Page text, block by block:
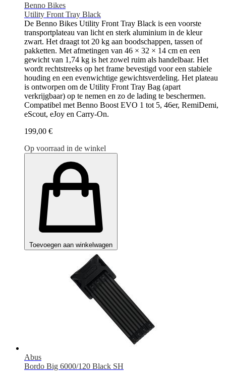
Benno Bikes
Utility Front Tray Black
De Benno Bikes Utility Front Tray Black is een voorste
transportplateau van licht en sterk aluminium in de kleur
zwart. Het draagt tot 20 kg aan boodschappen, tassen of
pakketten. Met afmetingen van 46 × 32 × 14 cm en een
gewicht van 1,74 kg is het zowel ruim als handelbaar. Het
wordt rechtstreeks op het frame bevestigd voor een stabiele
houding en een evenwichtige gewichtsverdeling. Het plateau
is ontworpen om de Utility Front Tray Bag (apart
verkrijgbaar) op te nemen en zo de lading te beschermen.
Compatibel met Benno Boost EVO 1 tot 5, 46er, RemiDemi,
eScout, eJoy en Carry-On.
199,00 €
Op voorraad in de winkel
Toevoegen aan winkelwagen
Abus
Bordo Big 6000/120 Black SH